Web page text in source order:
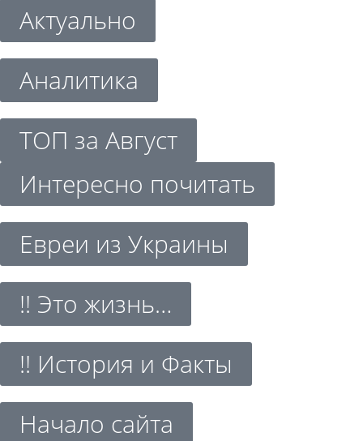
Актуально
Аналитика
ТОП за Август
Интересно почитать
Евреи из Украины
!! Это жизнь…
!! История и Факты
Начало сайта